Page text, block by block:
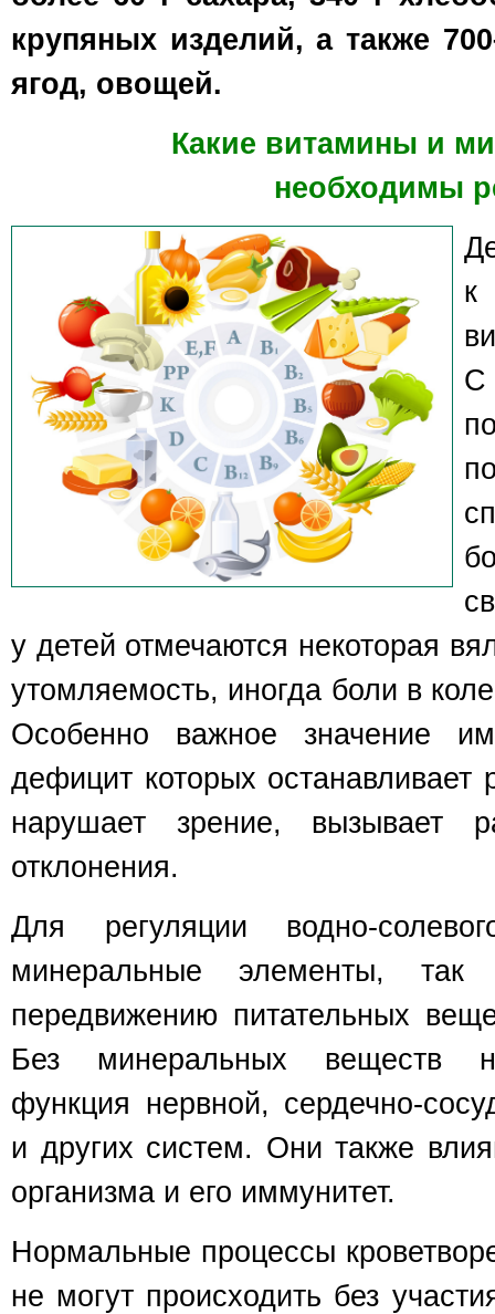
крупяных изделий, а также
ягод, овощей.
Какие витамины и
необходимы
к
С
у детей отмечаются некоторая
утомляемость, иногда боли в
Особенно важное значение
дефицит которых останавливает
нарушает зрение, вызывает
отклонения.
Для регуляции водно-
минеральные элементы, так
передвижению питательных
Без минеральных веществ
функция нервной, сердечно-
и других систем. Они также
организма и его иммунитет.
Нормальные процессы
не могут происходить без